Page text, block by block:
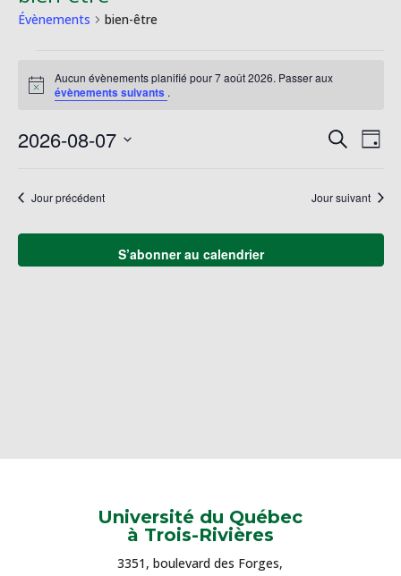
Évènements bien-être
for
août
2026
Notice
Aucun évènements planifié pour 7 août 2026. Passer aux
évènements suivants .
de
vues
Recherche
de
Jour
2026-08-07
date.Jour précédent Jour suivant
S’abonner au calendrier
Université du Québec
à Trois-Rivières
3351, boulevard des Forges,